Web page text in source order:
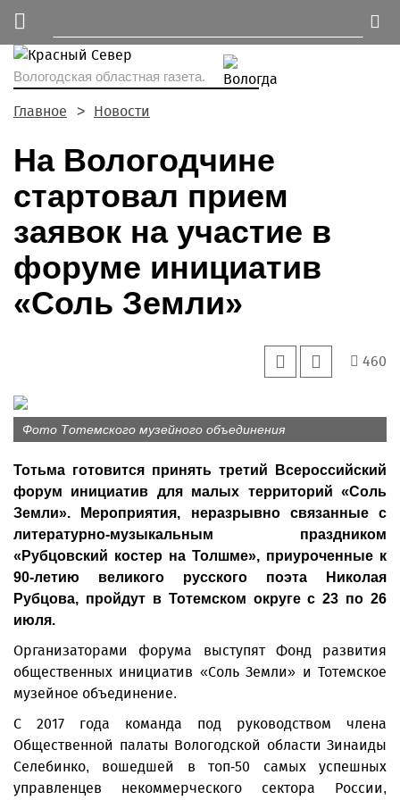
Вологодская областная газета.
Главное Новости
На Вологодчине
стартовал прием
заявок на участие в
форуме инициатив
«Соль Земли»
460
Фото Тотемского музейного объединения
Тотьма готовится принять третий Всероссийский
форум инициатив для малых территорий «Соль
Земли». Мероприятия, неразрывно связанные с
литературно-музыкальным праздником
«Рубцовский костер на Толшме», приуроченные к
90-летию великого русского поэта Николая
Рубцова, пройдут в Тотемском округе с 23 по 26
июля.
Организаторами форума выступят Фонд развития
общественных инициатив «Соль Земли» и Тотемское
музейное объединение.
С 2017 года команда под руководством члена
Общественной палаты Вологодской области Зинаиды
Селебинко, вошедшей в топ-50 самых успешных
управленцев некоммерческого сектора России,